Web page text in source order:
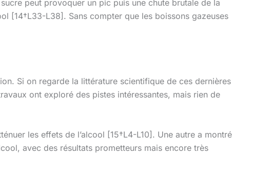
peut provoquer un pic puis une chute brutale de la
[14†L33-L38]. Sans compter que les boissons gazeuses
Si on regarde la littérature scientifique de ces dernières
ont exploré des pistes intéressantes, mais rien de
les effets de l’alcool [15†L4-L10]. Une autre a montré
avec des résultats prometteurs mais encore très